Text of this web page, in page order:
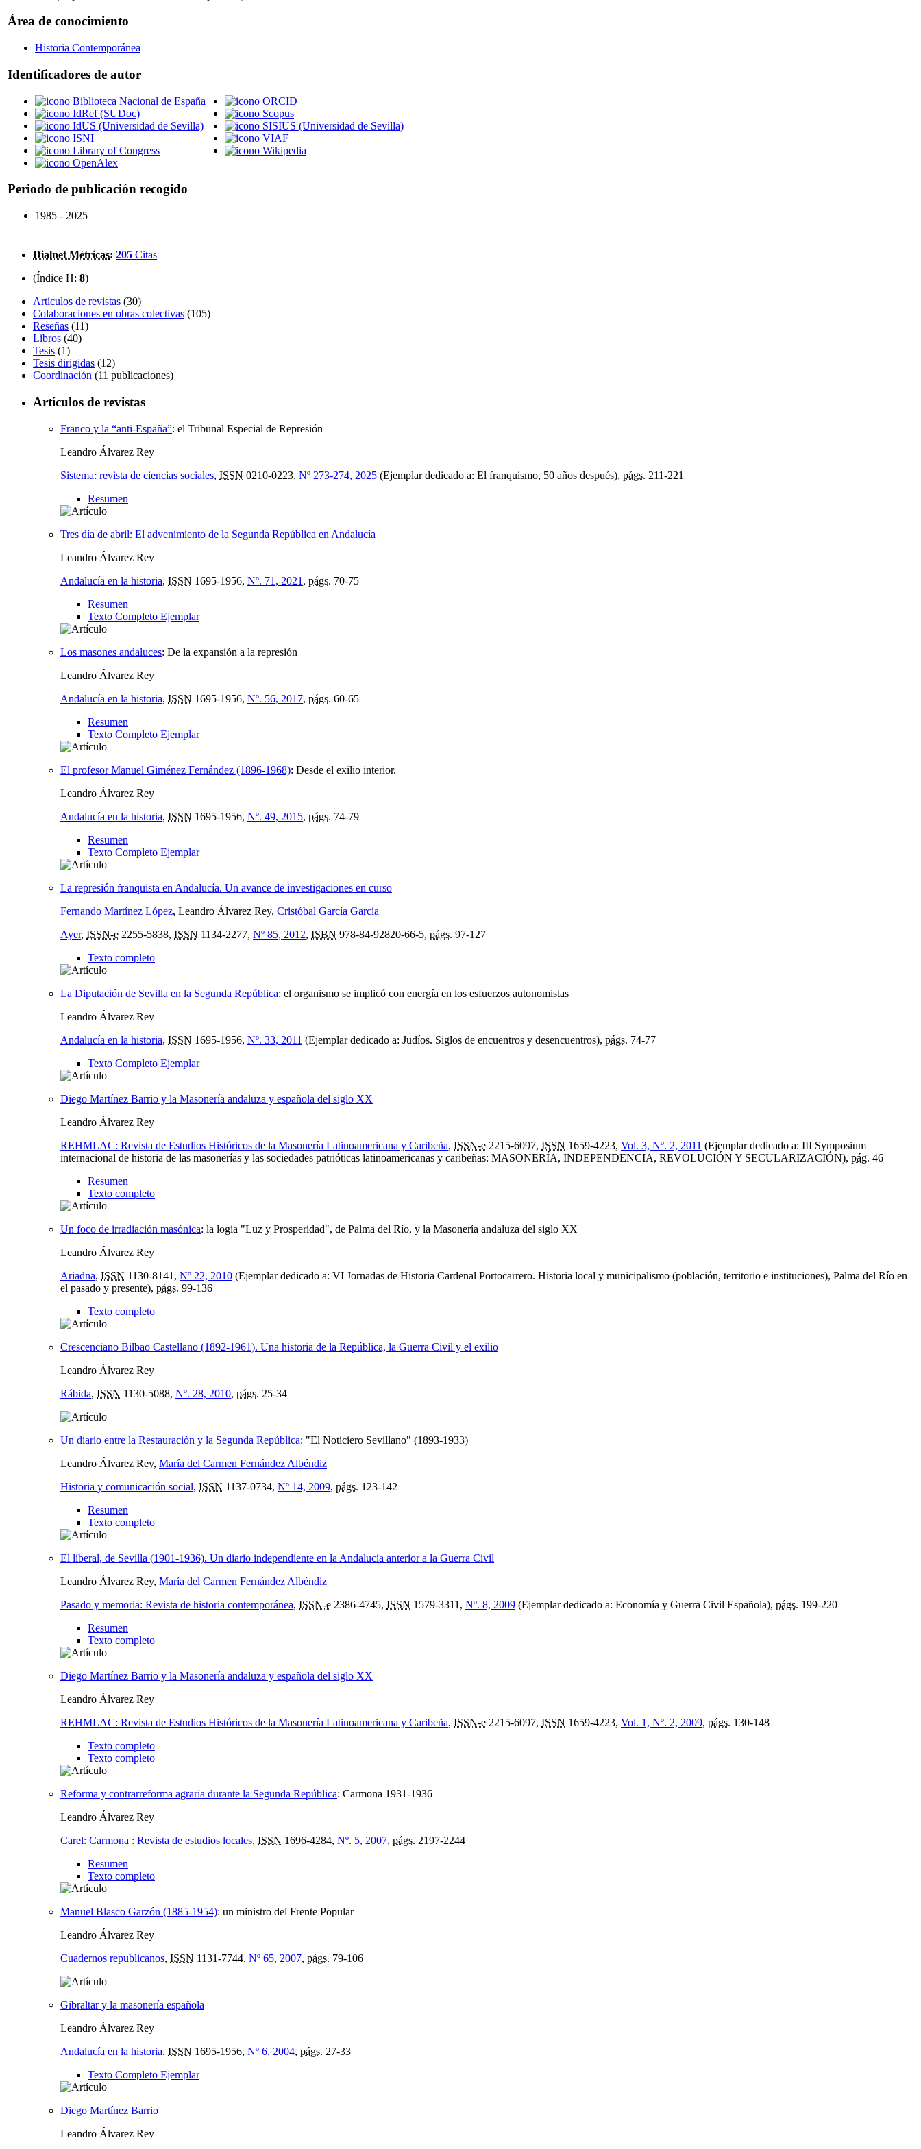
Área de conocimiento
Historia Contemporánea
Identificadores de autor
Biblioteca Nacional de España
IdRef (SUDoc)
IdUS (Universidad de Sevilla)
ISNI
Library of Congress
OpenAlex
ORCID
Scopus
SISIUS (Universidad de Sevilla)
VIAF
Wikipedia
Periodo de publicación recogido
1985 - 2025
Dialnet Métricas: 205 Citas
(Índice H: 8)
Artículos de revistas (30)
Colaboraciones en obras colectivas (105)
Reseñas (11)
Libros (40)
Tesis (1)
Tesis dirigidas (12)
Coordinación (11 publicaciones)
Artículos de revistas
Franco y la “anti-España”: el Tribunal Especial de Represión
Leandro Álvarez Rey
Sistema: revista de ciencias sociales, ISSN 0210-0223, Nº 273-274, 2025 (Ejemplar dedicado a: El franquismo, 50 años después), págs. 211-221
Resumen
Tres día de abril: El advenimiento de la Segunda República en Andalucía
Leandro Álvarez Rey
Andalucía en la historia, ISSN 1695-1956, Nº. 71, 2021 , págs. 70-75
Resumen
Texto Completo Ejemplar
Los masones andaluces: De la expansión a la represión
Leandro Álvarez Rey
Andalucía en la historia, ISSN 1695-1956, Nº. 56, 2017, págs. 60-65
Resumen
Texto Completo Ejemplar
El profesor Manuel Giménez Fernández (1896-1968): Desde el exilio interior.
Leandro Álvarez Rey
Andalucía en la historia, ISSN 1695-1956, Nº. 49, 2015, págs. 74-79
Resumen
Texto Completo Ejemplar
La represión franquista en Andalucía. Un avance de investigaciones en curso
Fernando Martínez López, Leandro Álvarez Rey, Cristóbal García García
Ayer, ISSN-e 2255-5838, ISSN 1134-2277, Nº 85, 2012, ISBN 978-84-92820-66-5, págs. 97-127
Texto completo
La Diputación de Sevilla en la Segunda República: el organismo se implicó con energía en los esfuerzos autonomistas
Leandro Álvarez Rey
Andalucía en la historia, ISSN 1695-1956, Nº. 33, 2011 (Ejemplar dedicado a: Judíos. Siglos de encuentros y desencuentros), págs. 74-77
Texto Completo Ejemplar
Diego Martínez Barrio y la Masonería andaluza y española del siglo XX
Leandro Álvarez Rey
REHMLAC: Revista de Estudios Históricos de la Masonería Latinoamericana y Caribeña, ISSN-e 2215-6097, ISSN 1659-4223, Vol. 3, Nº. 2, 2011 (Ejemplar dedicado a: III Symposium
internacional de historia de las masonerías y las sociedades patrióticas latinoamericanas y caribeñas: MASONERÍA, INDEPENDENCIA, REVOLUCIÓN Y SECULARIZACIÓN), pág. 46
Resumen
Texto completo
Un foco de irradiación masónica: la logia "Luz y Prosperidad", de Palma del Río, y la Masonería andaluza del siglo XX
Leandro Álvarez Rey
Ariadna, ISSN 1130-8141, Nº 22, 2010 (Ejemplar dedicado a: VI Jornadas de Historia Cardenal Portocarrero. Historia local y municipalismo (población, territorio e instituciones), Palma del Río en
el pasado y presente), págs. 99-136
Texto completo
Crescenciano Bilbao Castellano (1892-1961). Una historia de la República, la Guerra Civil y el exilio
Leandro Álvarez Rey
Rábida, ISSN 1130-5088, Nº. 28, 2010, págs. 25-34
Un diario entre la Restauración y la Segunda República: "El Noticiero Sevillano" (1893-1933)
Leandro Álvarez Rey, María del Carmen Fernández Albéndiz
Historia y comunicación social, ISSN 1137-0734, Nº 14, 2009, págs. 123-142
Resumen
Texto completo
El liberal, de Sevilla (1901-1936). Un diario independiente en la Andalucía anterior a la Guerra Civil
Leandro Álvarez Rey, María del Carmen Fernández Albéndiz
Pasado y memoria: Revista de historia contemporánea, ISSN-e 2386-4745, ISSN 1579-3311, Nº. 8, 2009 (Ejemplar dedicado a: Economía y Guerra Civil Española), págs. 199-220
Resumen
Texto completo
Diego Martínez Barrio y la Masonería andaluza y española del siglo XX
Leandro Álvarez Rey
REHMLAC: Revista de Estudios Históricos de la Masonería Latinoamericana y Caribeña, ISSN-e 2215-6097, ISSN 1659-4223, Vol. 1, Nº. 2, 2009, págs. 130-148
Texto completo
Texto completo
Reforma y contrarreforma agraria durante la Segunda República: Carmona 1931-1936
Leandro Álvarez Rey
Carel: Carmona : Revista de estudios locales, ISSN 1696-4284, Nº. 5, 2007, págs. 2197-2244
Resumen
Texto completo
Manuel Blasco Garzón (1885-1954): un ministro del Frente Popular
Leandro Álvarez Rey
Cuadernos republicanos, ISSN 1131-7744, Nº 65, 2007, págs. 79-106
Gibraltar y la masonería española
Leandro Álvarez Rey
Andalucía en la historia, ISSN 1695-1956, Nº 6, 2004, págs. 27-33
Texto Completo Ejemplar
Diego Martínez Barrio
Leandro Álvarez Rey